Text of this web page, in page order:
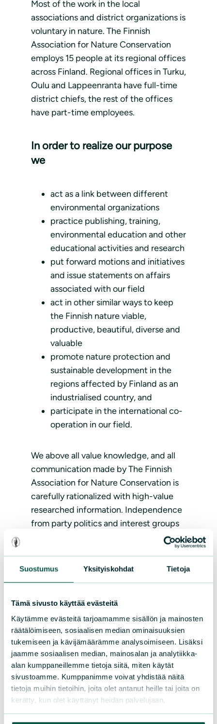
Suostumus Yksityiskohdat Tietoja
Tämä sivusto käyttää evästeitä
Käytämme evästeitä tarjoamamme sisällön ja mainosten
räätälöimiseen, sosiaalisen median ominaisuuksien
tukemiseen ja kävijämäärämme analysoimiseen. Lisäksi
jaamme sosiaalisen median, mainosalan ja analytiikka-
alan kumppaneillemme tietoja siitä, miten käytät
sivustoamme. Kumppanimme voivat yhdistää näitä
tietoja muihin tietoihin, joita olet antanut heille tai joita on
kerätty, kun olet käyttänyt heidän palvelujaan.
Most of the work in the local
associations and district organizations is
voluntary in nature. The Finnish
Association for Nature Conservation
employs 15 people at its regional offices
across Finland. Regional offices in Turku,
Oulu and Lappeenranta have full-time
district chiefs, the rest of the offices
have part-time employees.
In order to realize our purpose
we
act as a link between different
environmental organizations
practice publishing, training,
environmental education and other
educational activities and research
put forward motions and initiatives
and issue statements on affairs
associated with our field
act in other similar ways to keep
the Finnish nature viable,
productive, beautiful, diverse and
valuable
promote nature protection and
sustainable development in the
regions affected by Finland as an
industrialised country, and
participate in the international co-
operation in our field.
We above all value knowledge, and all
communication made by The Finnish
Association for Nature Conservation is
carefully rationalized with high-value
researched information. Independence
from party politics and interest groups
taking initiatives and trailblazing in the
conviction and strong determination.